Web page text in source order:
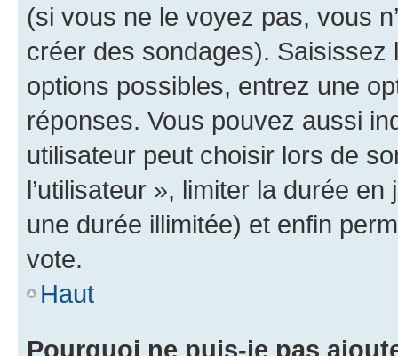
(si vous ne le voyez pas, vous
créer des sondages).
options possibles, entrez une
réponses. Vous pouvez aussi
utilisateur peut choisir lors de
l’utilisateur », limiter la durée
une durée illimitée) et enfin
vote.
Haut
Pourquoi ne puis-je pas